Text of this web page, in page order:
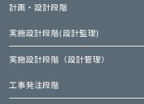
計画・設計段階
実施設計段階(設計監理)
実施設計段階（設計管理）
工事発注段階